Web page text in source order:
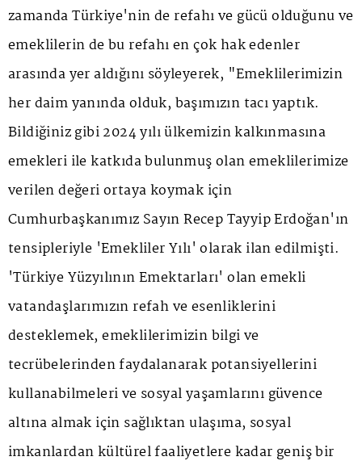
zamanda Türkiye'nin de refahı ve gücü olduğunu ve
emeklilerin de bu refahı en çok hak edenler
arasında yer aldığını söyleyerek, "Emeklilerimizin
her daim yanında olduk, başımızın tacı yaptık.
Bildiğiniz gibi 2024 yılı ülkemizin kalkınmasına
emekleri ile katkıda bulunmuş olan emeklilerimize
verilen değeri ortaya koymak için
Cumhurbaşkanımız Sayın Recep Tayyip Erdoğan'ın
tensipleriyle 'Emekliler Yılı' olarak ilan edilmişti.
'Türkiye Yüzyılının Emektarları' olan emekli
vatandaşlarımızın refah ve esenliklerini
desteklemek, emeklilerimizin bilgi ve
tecrübelerinden faydalanarak potansiyellerini
kullanabilmeleri ve sosyal yaşamlarını güvence
altına almak için sağlıktan ulaşıma, sosyal
imkanlardan kültürel faaliyetlere kadar geniş bir